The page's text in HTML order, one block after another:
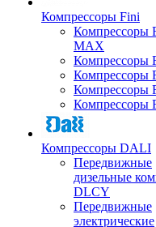
Компрессоры Fini
Компрессоры
MAX
Компрессоры
Компрессоры
Компрессоры
Компрессоры
Компрессоры DALI
Передвижные
дизельные
DLCY
Передвижные
электрические